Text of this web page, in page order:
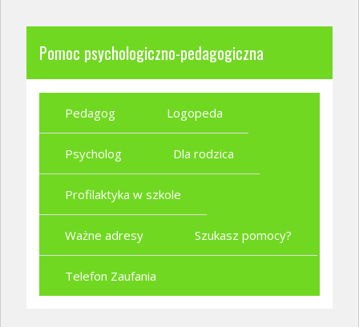
Pomoc psychologiczno-pedagogiczna
Pedagog Logopeda
Psycholog Dla rodzica
Profilaktyka w szkole
Ważne adresy Szukasz pomocy?
Telefon Zaufania